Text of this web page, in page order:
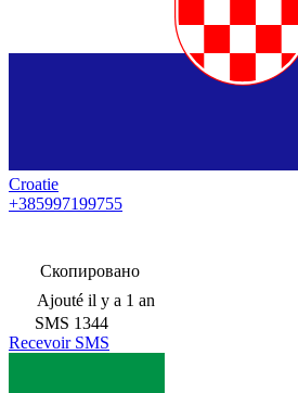
Croatie
+385997199755
Скопировано
Ajouté il y a 1 an
SMS 1344
Recevoir SMS